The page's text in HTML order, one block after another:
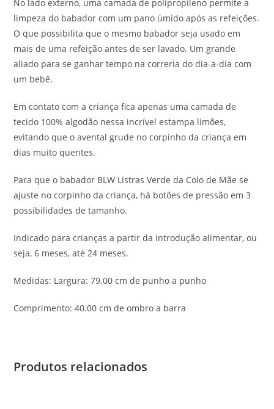
No lado externo, uma camada de polipropileno permite a
limpeza do babador com um pano úmido após as refeições.
O que possibilita que o mesmo babador seja usado em
mais de uma refeição antes de ser lavado. Um grande
aliado para se ganhar tempo na correria do dia-a-dia com
um bebê.
Em contato com a criança fica apenas uma camada de
tecido 100% algodão nessa incrível estampa limões,
evitando que o avental grude no corpinho da criança em
dias muito quentes.
Para que o babador BLW Listras Verde da Colo de Mãe se
ajuste no corpinho da criança, há botões de pressão em 3
possibilidades de tamanho.
Indicado para crianças a partir da introdução alimentar, ou
seja, 6 meses, até 24 meses.
Medidas: Largura: 79.00 cm de punho a punho
Comprimento: 40.00 cm de ombro a barra
Produtos relacionados